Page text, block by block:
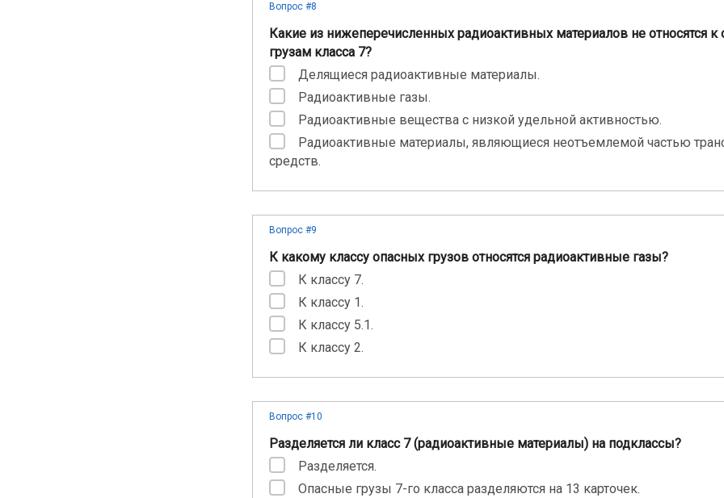
Вопрос #8
Какие из нижеперечисленных радиоактивных материалов не относятся
грузам класса 7?
Делящиеся радиоактивные материалы.
Радиоактивные газы.
Радиоактивные вещества с низкой удельной активностью.
Радиоактивные материалы, являющиеся неотъемлемой частью
средств.
Вопрос #9
К какому классу опасных грузов относятся радиоактивные газы?
К классу 7.
К классу 1.
К классу 5.1.
К классу 2.
Вопрос #10
Разделяется ли класс 7 (радиоактивные материалы) на подклассы?
Разделяется.
Опасные грузы 7-го класса разделяются на 13 карточек.